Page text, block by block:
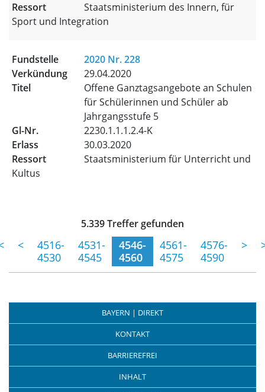
Staatsministerium des Innern, für
Sport und Integration
2020 Nr. 228
29.04.2020
Offene Ganztagsangebote an Schulen
für Schülerinnen und Schüler ab
Jahrgangsstufe 5
2230.1.1.1.2.4-K
30.03.2020
Staatsministerium für Unterricht und
Kultus
5.339 Treffer gefunden
<
4516-
4530
4531-
4545
(momentane Seite)
4546-
4560
4561-
4575
4576-
4590
>
BAYERN | DIREKT
KONTAKT
BARRIEREFREI
INHALT